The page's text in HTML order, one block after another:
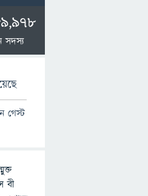
সদস্য
গেস্ট
বী